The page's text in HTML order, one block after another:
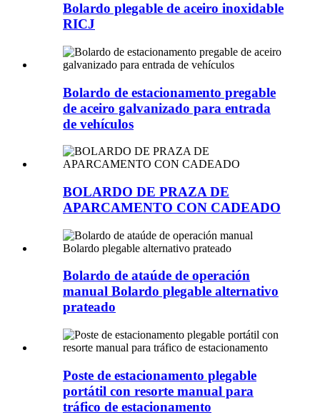
Bolardo plegable de aceiro inoxidable
RICJ
Bolardo de estacionamento pregable
de aceiro galvanizado para entrada
de vehículos
BOLARDO DE PRAZA DE
APARCAMENTO CON CADEADO
Bolardo de ataúde de operación
manual Bolardo plegable alternativo
prateado
Poste de estacionamento plegable
portátil con resorte manual para
tráfico de estacionamento